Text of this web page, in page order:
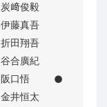
炭﨑俊毅
伊藤真吾
折田翔吾
谷合廣紀
阪口悟
●
金井恒太